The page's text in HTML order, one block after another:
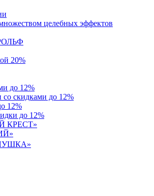
целебных эффектов
20%
до 12%
скидками до 12%
12%
до 12%
КРЕСТ»